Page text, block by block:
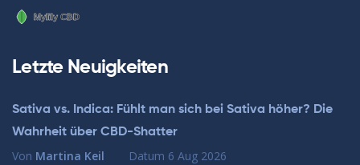
Letzte Neuigkeiten
Sativa vs. Indica: Fühlt man sich bei Sativa höher? Die
Wahrheit über CBD-Shatter
Von Martina Keil Datum 6 Aug 2026